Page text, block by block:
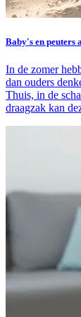
Baby's en peuters
In de zomer
dan ouders
Thuis, in de
draagzak kan